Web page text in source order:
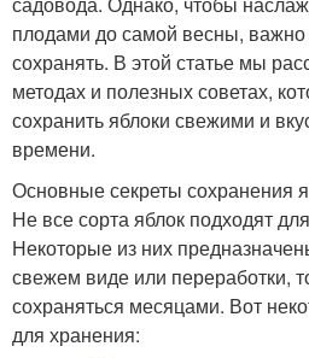
плодами до самой весны, важно
сохранять. В этой статье мы
методах и полезных советах,
сохранить яблоки свежими и
времени.
Основные секреты сохранения
Не все сорта яблок подходят
Некоторые из них
свежем виде или переработки,
сохраняться месяцами. Вот
для хранения: